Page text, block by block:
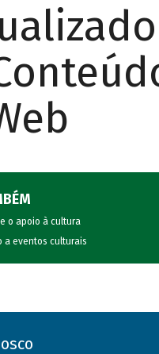
e o apoio à cultura
a eventos culturais